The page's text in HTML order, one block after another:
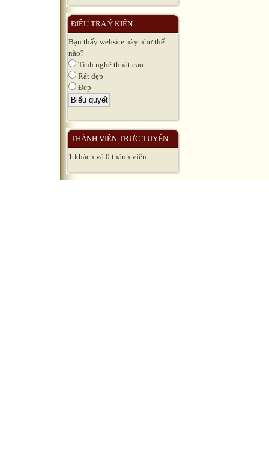
ĐIỀU TRA Ý KIẾN
Bạn thấy website này như thế
nào?
Tính nghệ thuật cao
Rất đẹp
Đẹp
THÀNH VIÊN TRỰC TUYẾN
1 khách và 0 thành viên